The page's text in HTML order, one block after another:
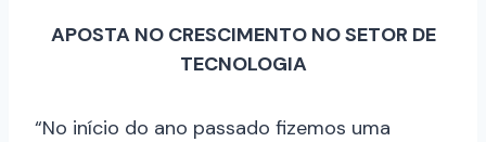
APOSTA NO CRESCIMENTO NO SETOR DE
TECNOLOGIA
“No início do ano passado fizemos uma